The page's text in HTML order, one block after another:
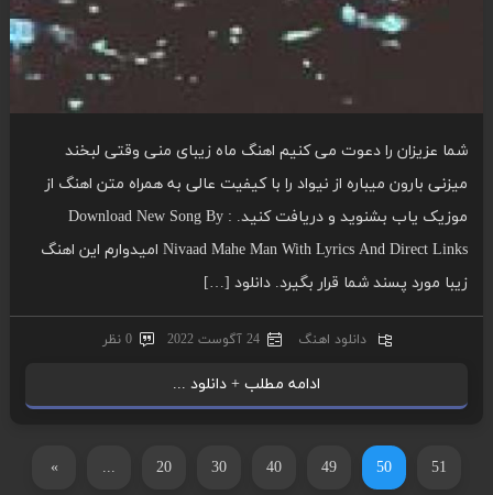
شما عزیزان را دعوت می کنیم اهنگ ماه زیبای منی وقتی لبخند
میزنی بارون میباره از نیواد را با کیفیت عالی به همراه متن اهنگ از
موزیک یاب بشنوید و دریافت کنید. Download New Song By :
Nivaad Mahe Man With Lyrics And Direct Links امیدوارم این اهنگ
زیبا مورد پسند شما قرار بگیرد. دانلود […]
دانلود اهنگ 24 آگوست 2022 0 نظر
ادامه مطلب + دانلود ...
» ... 20 30 40 49 50 51